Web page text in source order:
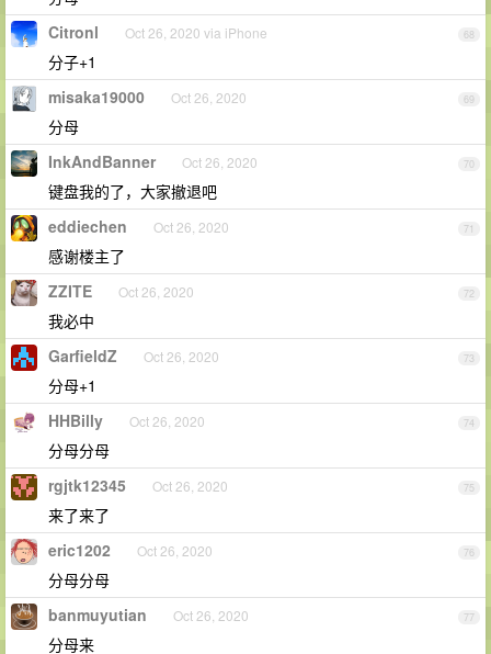
68
Citronl Oct 26, 2020 via iPhone
分子+1
69
misaka19000 Oct 26, 2020
分母
70
InkAndBanner Oct 26, 2020
键盘我的了，大家撤退吧
71
eddiechen Oct 26, 2020
感谢楼主了
72
ZZITE Oct 26, 2020
我必中
73
GarfieldZ Oct 26, 2020
分母+1
74
HHBilly Oct 26, 2020
分母分母
75
rgjtk12345 Oct 26, 2020
来了来了
76
eric1202 Oct 26, 2020
分母分母
77
banmuyutian Oct 26, 2020
分母来